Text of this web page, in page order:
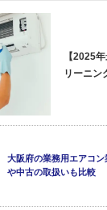
【2025
リーニン
大阪府の業務用エアコ
や中古の取扱いも比較